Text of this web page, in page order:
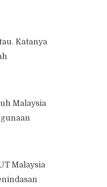
Katanya
Malaysia
Malaysia